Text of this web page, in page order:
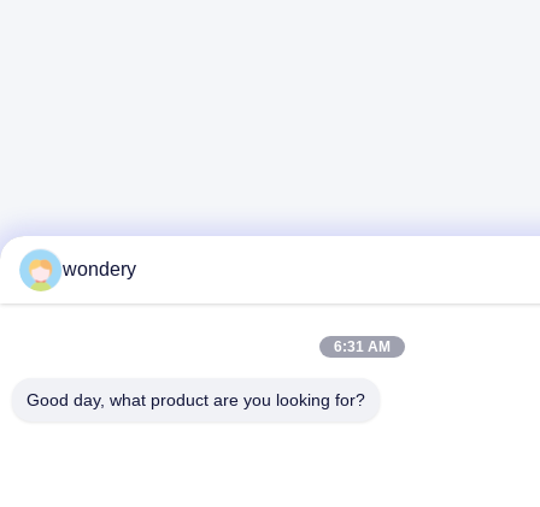
wondery
6:31 AM
Good day, what product are you looking for?